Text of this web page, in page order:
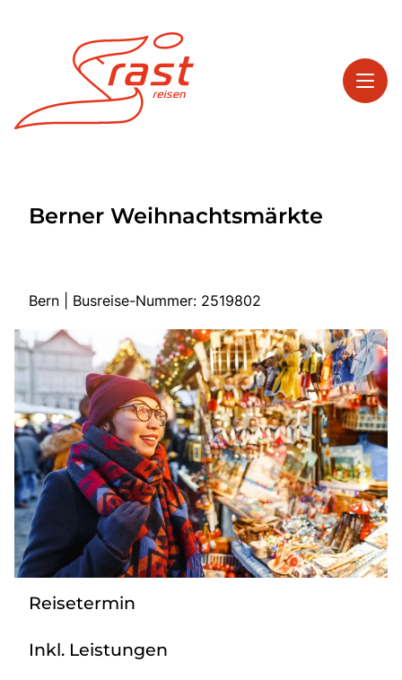
Highlights
Kontakt
Start
Tagesreisen
Mehrtagesreisen
Bus anmieten
Linienverkehr
Service
Kontakt
Berner Weihnachtsmärkte
Bern | Busreise-Nummer: 2519802
Reisetermin
Inkl. Leistungen